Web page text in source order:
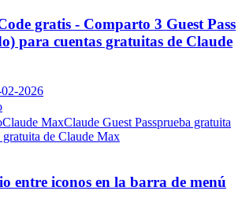
gratis - Comparto 3 Guest Pass
para cuentas gratuitas de Claude
2026
Claude MaxClaude Guest Passprueba gratuita
gratuita de Claude Max
entre iconos en la barra de menú